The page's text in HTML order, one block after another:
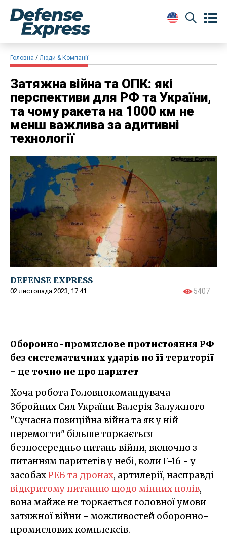
Головна Люди & Компанії
Затяжна війна та ОПК: які
перспективи для РФ та України,
та чому ракета на 1000 км не
менш важлива за адитивні
технології
DEFENSE EXPRESS
02 листопада 2023, 17:41 5407
Оборонно-промислове протистояння РФ
без систематичних ударів по її території
- це точно не про паритет
Хоча робота Головнокомандувача
Збройних Сил України Валерія Залужного
"Сучасна позиційна війна та як у ній
перемогти" більше торкається
безпосередньо питань війни, включно з
питанням паритетів у небі, коли F-16 - у
засобахРЕБ та дронах, артилерії, насправді
відкритому питанню щодо мінних полів,
вона майже не торкається головної умови
затяжної війни - можливостей оборонно-
промислових комплексів.